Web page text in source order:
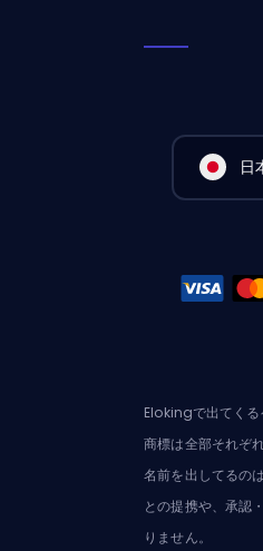
日
Elokingで出てく
商標は全部それぞ
名前を出してるの
との提携や、承認
りません。